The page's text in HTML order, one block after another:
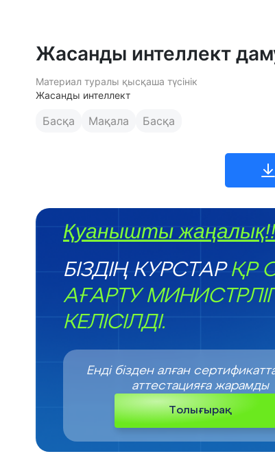
Жасанды интеллект
Материал туралы қысқаша түсінік
Жасанды интеллект
Басқа Мақала Басқа
Қуанышты
БІЗДІҢ КУРСТАР ҚР
АҒАРТУ
КЕЛІСІЛДІ.
Енді бізден алған
аттестацияға жарамды
Толығырақ